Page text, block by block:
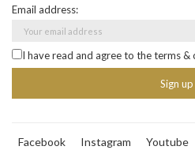
Email address:
I have read and agree to the terms &
Facebook Instagram Youtube